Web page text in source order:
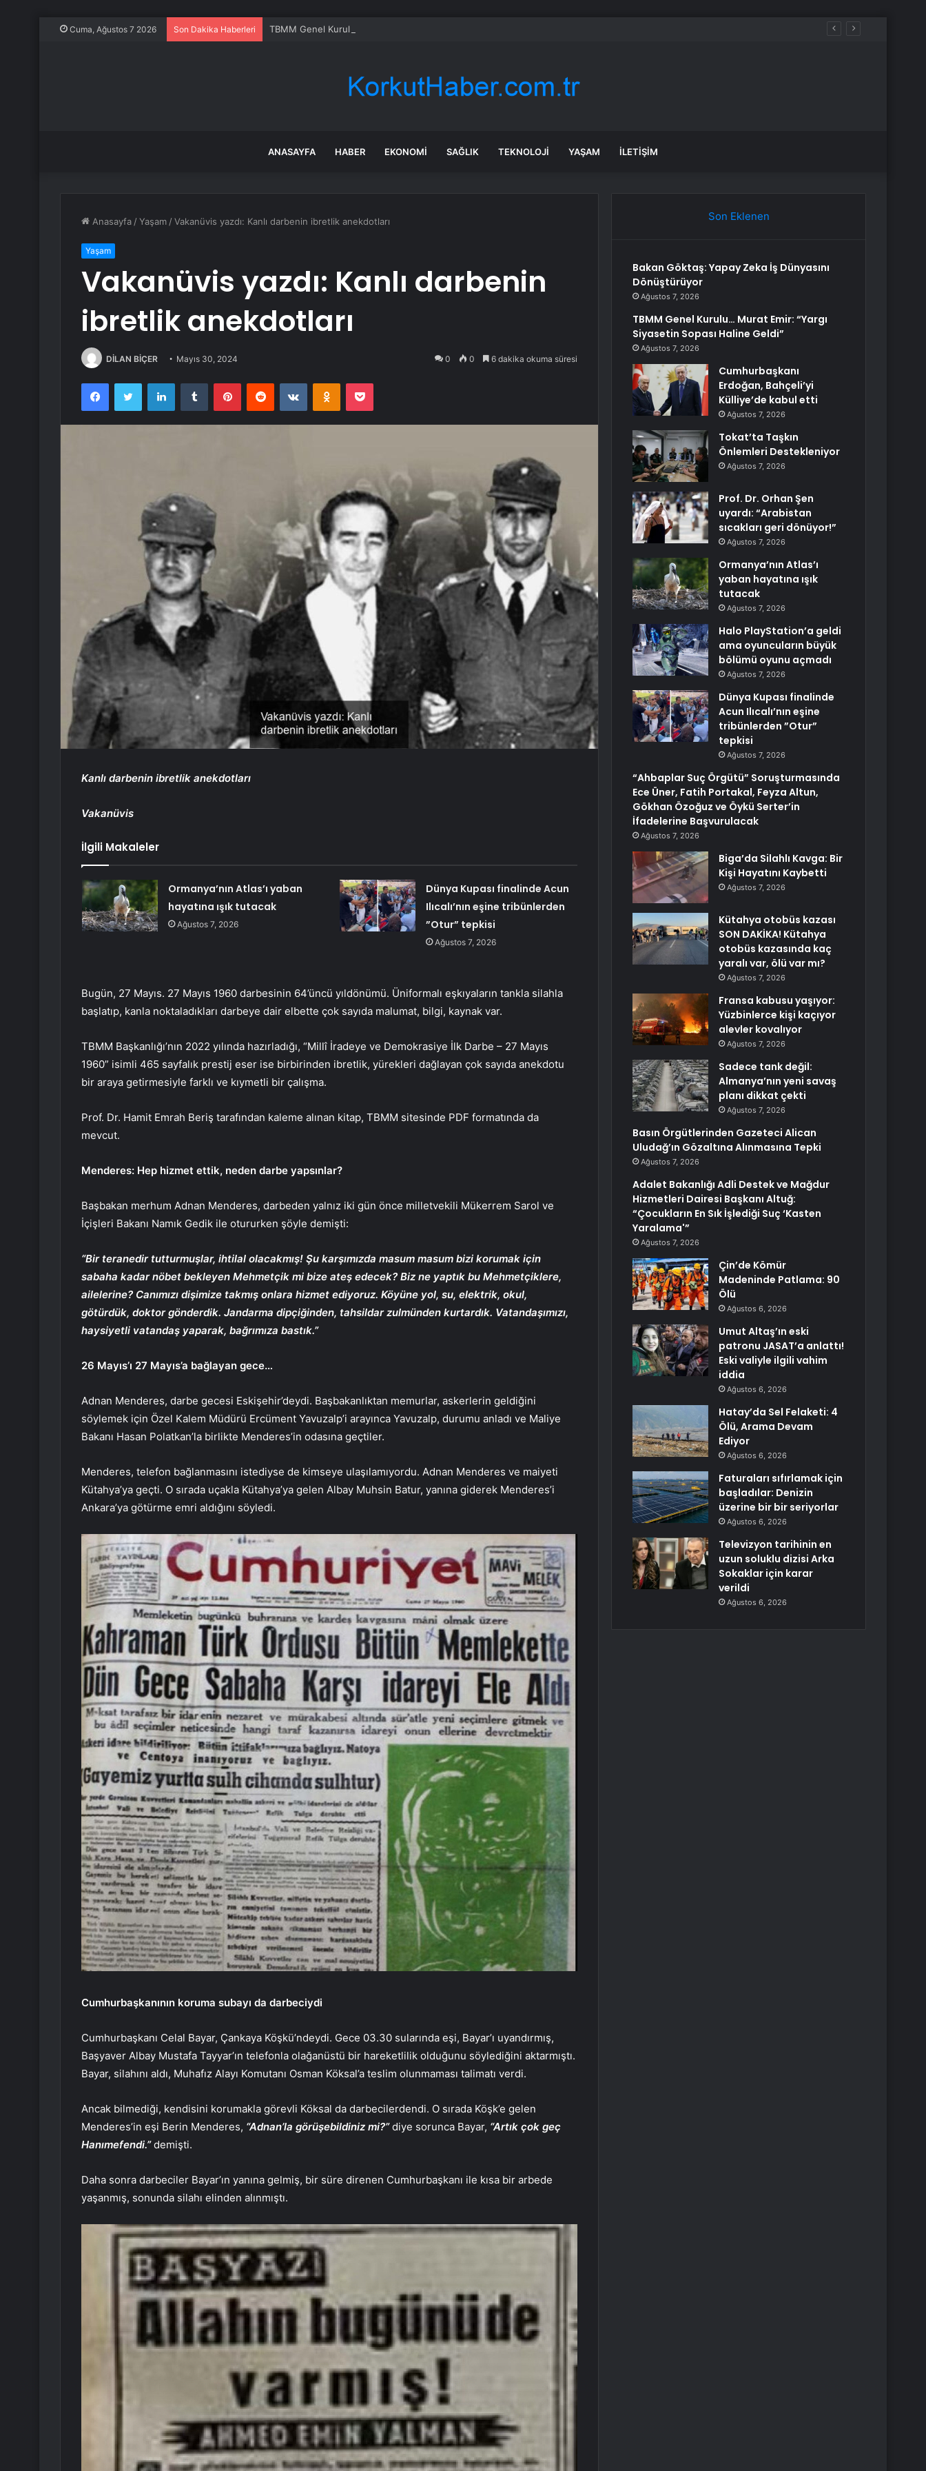
Cuma, Ağustos 7 2026 Son Dakika Haberleri TBMM Genel Kurulu… Murat Emir: “Yargı Siyasetin Sopası Haline Geldi”
ANASAYFA HABER EKONOMI SAĞLIK TEKNOLOJI YAŞAM İLETIŞIM
Anasayfa /Yaşam /Vakanüvis yazdı: Kanlı darbenin ibretlik anekdotları
Yaşam
Vakanüvis yazdı: Kanlı darbenin
ibretlik anekdotları
DİLAN BİÇER Mayıs 30, 2024 0 0 6 dakika okuma süresi
FacebookTwitter LinkedInTumblr PinterestReddit VKontakteOdnoklassniki
Pocket
Kanlı darbenin ibretlik anekdotları
Vakanüvis
İlgili Makaleler
Ormanya’nın Atlas’ı yaban
hayatına ışık tutacak
Ağustos 7, 2026
Dünya Kupası finalinde Acun
Ilıcalı’nın eşine tribünlerden
”Otur” tepkisi
Ağustos 7, 2026
Bugün, 27 Mayıs. 27 Mayıs 1960 darbesinin 64’üncü yıldönümü. Üniformalı eşkıyaların tankla silahla
başlatıp, kanla noktaladıkları darbeye dair elbette çok sayıda malumat, bilgi, kaynak var.
TBMM Başkanlığı’nın 2022 yılında hazırladığı, “Millî İradeye ve Demokrasiye İlk Darbe – 27 Mayıs
1960” isimli 465 sayfalık prestij eser ise birbirinden ibretlik, yürekleri dağlayan çok sayıda anekdotu
bir araya getirmesiyle farklı ve kıymetli bir çalışma.
Prof. Dr. Hamit Emrah Beriş tarafından kaleme alınan kitap, TBMM sitesinde PDF formatında da
mevcut.
Menderes: Hep hizmet ettik, neden darbe yapsınlar?
Başbakan merhum Adnan Menderes, darbeden yalnız iki gün önce milletvekili Mükerrem Sarol ve
İçişleri Bakanı Namık Gedik ile otururken şöyle demişti:
“Bir teranedir tutturmuşlar, ihtilal olacakmış! Şu karşımızda masum masum bizi korumak için
sabaha kadar nöbet bekleyen Mehmetçik mi bize ateş edecek? Biz ne yaptık bu Mehmetçiklere,
ailelerine? Canımızı dişimize takmış onlara hizmet ediyoruz. Köyüne yol, su, elektrik, okul,
götürdük, doktor gönderdik. Jandarma dipçiğinden, tahsildar zulmünden kurtardık. Vatandaşımızı,
haysiyetli vatandaş yaparak, bağrımıza bastık.”
26 Mayıs’ı 27 Mayıs’a bağlayan gece…
Adnan Menderes, darbe gecesi Eskişehir’deydi. Başbakanlıktan memurlar, askerlerin geldiğini
söylemek için Özel Kalem Müdürü Ercüment Yavuzalp’i arayınca Yavuzalp, durumu anladı ve Maliye
Bakanı Hasan Polatkan’la birlikte Menderes’in odasına geçtiler.
Menderes, telefon bağlanmasını istediyse de kimseye ulaşılamıyordu. Adnan Menderes ve maiyeti
Kütahya’ya geçti. O sırada uçakla Kütahya’ya gelen Albay Muhsin Batur, yanına giderek Menderes’i
Ankara’ya götürme emri aldığını söyledi.
Cumhurbaşkanının koruma subayı da darbeciydi
Cumhurbaşkanı Celal Bayar, Çankaya Köşkü’ndeydi. Gece 03.30 sularında eşi, Bayar’ı uyandırmış,
Başyaver Albay Mustafa Tayyar’ın telefonla olağanüstü bir hareketlilik olduğunu söylediğini aktarmıştı.
Bayar, silahını aldı, Muhafız Alayı Komutanı Osman Köksal’a teslim olunmaması talimatı verdi.
Ancak bilmediği, kendisini korumakla görevli Köksal da darbecilerdendi. O sırada Köşk’e gelen
Menderes’in eşi Berin Menderes, “Adnan’la görüşebildiniz mi?”diye sorunca Bayar, “Artık çok geç
Hanımefendi.”demişti.
Daha sonra darbeciler Bayar’ın yanına gelmiş, bir süre direnen Cumhurbaşkanı ile kısa bir arbede
yaşanmış, sonunda silahı elinden alınmıştı.
Son Eklenen
Bakan Göktaş: Yapay Zeka İş Dünyasını
Dönüştürüyor
Ağustos 7, 2026
TBMM Genel Kurulu… Murat Emir: “Yargı
Siyasetin Sopası Haline Geldi”
Ağustos 7, 2026
Cumhurbaşkanı
Erdoğan, Bahçeli’yi
Külliye’de kabul etti
Ağustos 7, 2026
Tokat’ta Taşkın
Önlemleri Destekleniyor
Ağustos 7, 2026
Prof. Dr. Orhan Şen
uyardı: “Arabistan
sıcakları geri dönüyor!”
Ağustos 7, 2026
Ormanya’nın Atlas’ı
yaban hayatına ışık
tutacak
Ağustos 7, 2026
Halo PlayStation’a geldi
ama oyuncuların büyük
bölümü oyunu açmadı
Ağustos 7, 2026
Dünya Kupası finalinde
Acun Ilıcalı’nın eşine
tribünlerden ”Otur”
tepkisi
Ağustos 7, 2026
“Ahbaplar Suç Örgütü” Soruşturmasında
Ece Üner, Fatih Portakal, Feyza Altun,
Gökhan Özoğuz ve Öykü Serter’in
İfadelerine Başvurulacak
Ağustos 7, 2026
Biga’da Silahlı Kavga: Bir
Kişi Hayatını Kaybetti
Ağustos 7, 2026
Kütahya otobüs kazası
SON DAKİKA! Kütahya
otobüs kazasında kaç
yaralı var, ölü var mı?
Ağustos 7, 2026
Fransa kabusu yaşıyor:
Yüzbinlerce kişi kaçıyor
alevler kovalıyor
Ağustos 7, 2026
Sadece tank değil:
Almanya’nın yeni savaş
planı dikkat çekti
Ağustos 7, 2026
Basın Örgütlerinden Gazeteci Alican
Uludağ’ın Gözaltına Alınmasına Tepki
Ağustos 7, 2026
Adalet Bakanlığı Adli Destek ve Mağdur
Hizmetleri Dairesi Başkanı Altuğ:
“Çocukların En Sık İşlediği Suç ‘Kasten
Yaralama'”
Ağustos 7, 2026
Çin’de Kömür
Madeninde Patlama: 90
Ölü
Ağustos 6, 2026
Umut Altaş’ın eski
patronu JASAT’a anlattı!
Eski valiyle ilgili vahim
iddia
Ağustos 6, 2026
Hatay’da Sel Felaketi: 4
Ölü, Arama Devam
Ediyor
Ağustos 6, 2026
Faturaları sıfırlamak için
başladılar: Denizin
üzerine bir bir seriyorlar
Ağustos 6, 2026
Televizyon tarihinin en
uzun soluklu dizisi Arka
Sokaklar için karar
verildi
Ağustos 6, 2026